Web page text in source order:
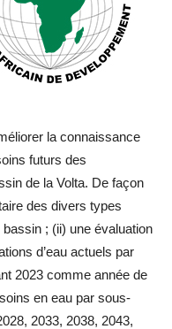
la connaissance
futurs des
de la Volta. De façon
des divers types
; (ii) une évaluation
d’eau actuels par
2023 comme année de
en eau par sous-
2033, 2038, 2043,